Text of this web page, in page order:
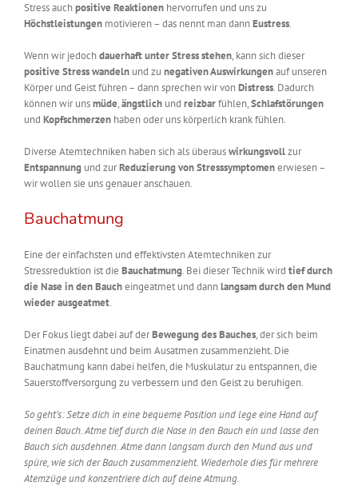
Stress auchpositive Reaktionenhervorrufen und uns zu
Höchstleistungenmotivieren – das nennt man dannEustress.
Wenn wir jedochdauerhaft unter Stress stehen, kann sich dieser
positive Stress wandelnund zu negativen Auswirkungenauf unseren
Körper und Geist führen – dann sprechen wir vonDistress. Dadurch
können wir unsmüde,ängstlichund reizbarfühlen,Schlafstörungen
und Kopfschmerzenhaben oder uns körperlich krank fühlen.
Diverse Atemtechniken haben sich als überauswirkungsvollzur
Entspannungund zurReduzierung von Stresssymptomenerwiesen –
wir wollen sie uns genauer anschauen.
Bauchatmung
Eine der einfachsten und effektivsten Atemtechniken zur
Stressreduktion ist die Bauchatmung. Bei dieser Technik wird tief durch
die Nase in den Baucheingeatmet und dannlangsam durch den Mund
wieder ausgeatmet.
Der Fokus liegt dabei auf derBewegung des Bauches, der sich beim
Einatmen ausdehnt und beim Ausatmen zusammenzieht. Die
Bauchatmung kann dabei helfen, die Muskulatur zu entspannen, die
Sauerstoffversorgung zu verbessern und den Geist zu beruhigen.
So geht’s: Setze dich in eine bequeme Position und lege eine Hand auf
deinen Bauch. Atme tief durch die Nase in den Bauch ein und lasse den
Bauch sich ausdehnen. Atme dann langsam durch den Mund aus und
spüre, wie sich der Bauch zusammenzieht. Wiederhole dies für mehrere
Atemzüge und konzentriere dich auf deine Atmung.